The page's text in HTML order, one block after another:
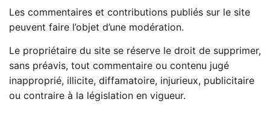
Les commentaires et contributions publiés sur le site
peuvent faire l’objet d’une modération.
Le propriétaire du site se réserve le droit de supprimer,
sans préavis, tout commentaire ou contenu jugé
inapproprié, illicite, diffamatoire, injurieux, publicitaire
ou contraire à la législation en vigueur.